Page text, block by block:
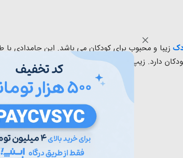
زیبا و محبوب برای کودکان می باشد. این جامدادی
دارد. زیپ این جامدادی بسیار نرم و روان و جنس